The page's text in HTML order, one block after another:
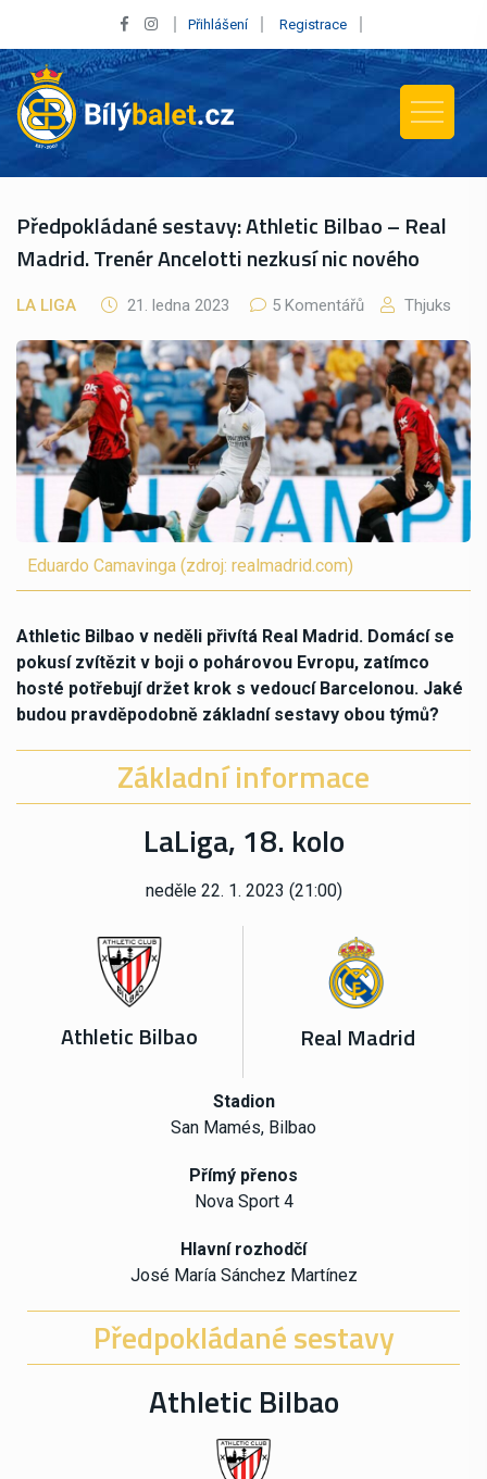
Přihlášení Registrace
Předpokládané sestavy: Athletic Bilbao – Real
Madrid. Trenér Ancelotti nezkusí nic nového
LA LIGA 21. ledna 2023 5 Komentářů Thjuks
Eduardo Camavinga (zdroj: realmadrid.com)
Athletic Bilbao v neděli přivítá Real Madrid. Domácí se
pokusí zvítězit v boji o pohárovou Evropu, zatímco
hosté potřebují držet krok s vedoucí Barcelonou. Jaké
budou pravděpodobně základní sestavy obou týmů?
Základní informace
LaLiga, 18. kolo
neděle 22. 1. 2023 (21:00)
Athletic Bilbao Real Madrid
Stadion
San Mamés, Bilbao
Přímý přenos
Nova Sport 4
Hlavní rozhodčí
José María Sánchez Martínez
Předpokládané sestavy
Athletic Bilbao